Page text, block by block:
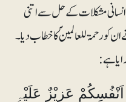
مشکلات کے حل سے اتنی
رحمۃ للعالمینؐ کا خطاب دیا۔
ہے :
عَزِیْزٌ عَلَیْہِ